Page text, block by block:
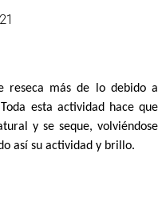
reseca más de lo debido a
esta actividad hace que
y se seque, volviéndose
así su actividad y brillo.